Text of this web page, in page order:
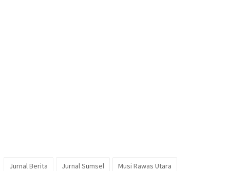
Jurnal Berita Jurnal Sumsel Musi Rawas Utara